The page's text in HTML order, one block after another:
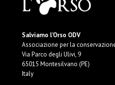
Salviamo l’Orso ODV
Associazione per la
Via Parco degli Ulivi, 9
65015 Montesilvano (PE)
Italy